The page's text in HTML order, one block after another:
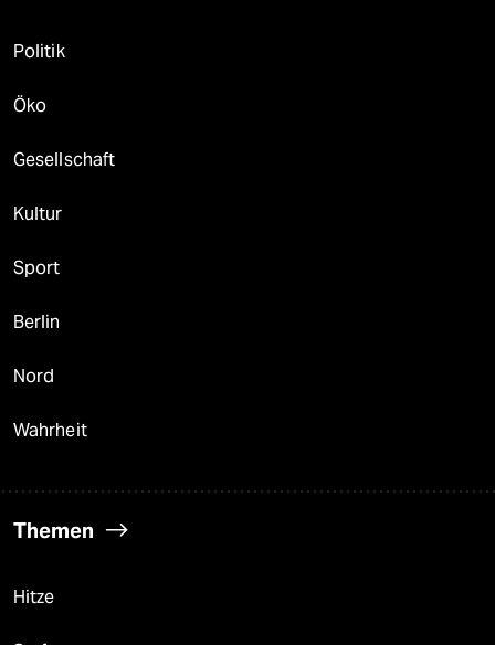
Politik
Öko
Gesellschaft
Kultur
Sport
Berlin
Nord
Wahrheit
Themen
Hitze